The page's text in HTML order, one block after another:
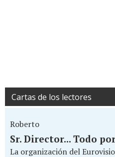
Cartas de los lectores
Roberto
Sr. Director... Todo
La organización del